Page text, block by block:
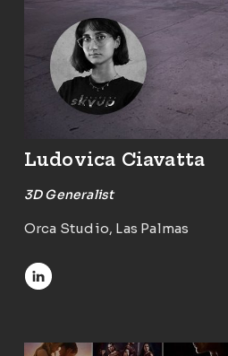
Ludovica Ciavatta
3D Generalist
Orca Studio, Las Palmas